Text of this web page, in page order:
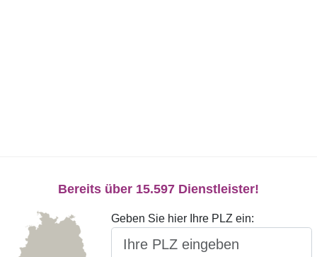
Bereits über 15.597 Dienstleister!
Geben Sie hier Ihre PLZ ein: